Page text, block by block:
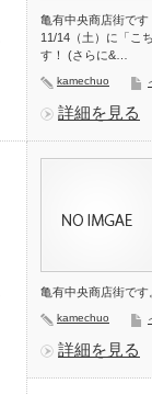
亀有中央商店街で
11/14（土）に「こ
す！ (さらに&…
kamechuo
詳細を見る
亀有中央商店街です
kamechuo
詳細を見る